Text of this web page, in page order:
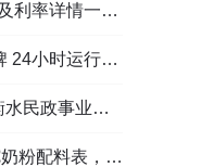
详情一文看懂
守护户外劳动者
质量发展综述
纯驼乳与益生元